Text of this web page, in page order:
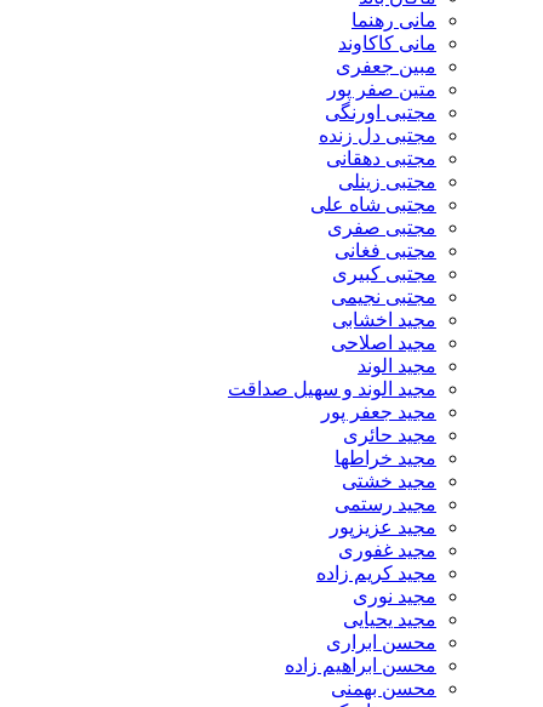
مانی رهنما
مانی کاکاوند
مبین جعفری
متین صفر پور
مجتبی اورنگی
مجتبی دل زنده
مجتبی دهقانی
مجتبی زینلی
مجتبی شاه علی
مجتبی صفری
مجتبی فغانی
مجتبی کبیری
مجتبی نجیمی
مجید اخشابی
مجید اصلاحی
مجید الوند‎
مجید الوند و سهیل صداقت
مجید جعفر پور
مجید حائری
مجید خراطها
مجید خشتی
مجید رستمی
مجید عزیزپور
مجید غفوری
مجید کریم زاده
مجید نوری
مجید یحیایی
محسن ابراری
محسن ابراهیم زاده
محسن بهمنی